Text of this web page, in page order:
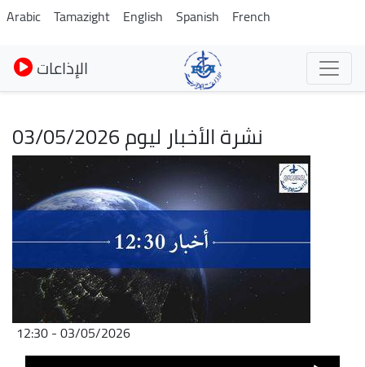
Pasar
al
contenido
principal
Arabic Tamazight English Spanish French
الإذاعات
نشرة الأخبار ليوم 03/05/2026
03/05/2026 - 12:30
Archivo